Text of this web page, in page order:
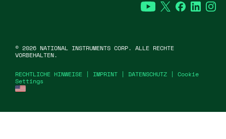
YouTubeTwitterFacebook
RECHTLICHE HINWEISE | IMPRINT | DATENSCHUTZ | Cookie
Settings
© 2026 NATIONAL INSTRUMENTS CORP. ALLE RECHTE
VORBEHALTEN.